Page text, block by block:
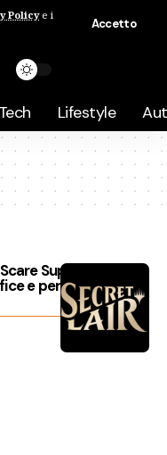
Policye i
Accetto
Tech Lifestyle
Superdrop
e persino i Furby